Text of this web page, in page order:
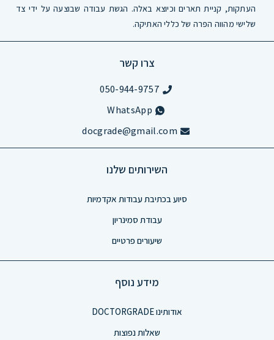
העתקות, קניית תארים וכיוצא באלה. הגשת עבודה שבוצעה על ידי צד
שלישי מהווה הפרה של כללי האתיקה.
צרו קשר
050-944-9757
WhatsApp
docgrade@gmail.com
השירותים שלנו
סיוע בכתיבת עבודות אקדמיות
עבודת סמינריון
שיעורים פרטיים
מידע נוסף
אודותינו DOCTORGRADE
שאלות נפוצות